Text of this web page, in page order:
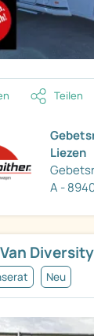
Teilen
Liezen
A -
Neu